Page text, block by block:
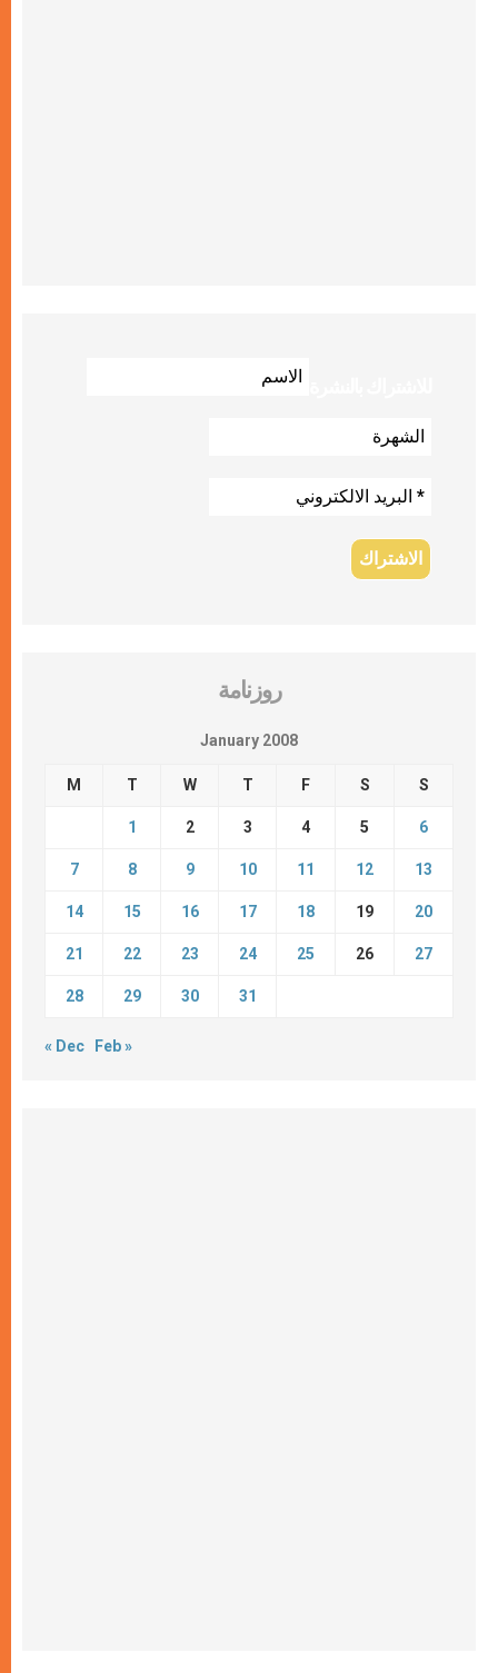
روزنامة
January 2008
M T W T F S S
1 2 3 4 5 6
7 8 9 10 11 12 13
14 15 16 17 18 19 20
21 22 23 24 25 26 27
28 29 30 31
« Dec Feb »